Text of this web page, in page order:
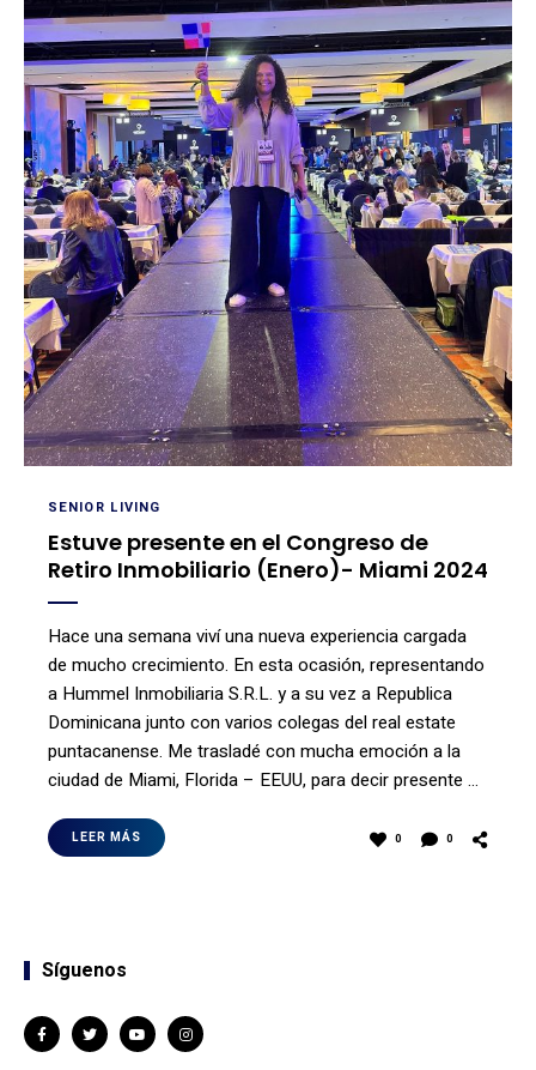
SENIOR LIVING
Estuve presente en el Congreso de
Retiro Inmobiliario (Enero)- Miami 2024
Hace una semana viví una nueva experiencia cargada
de mucho crecimiento. En esta ocasión, representando
a Hummel Inmobiliaria S.R.L. y a su vez a Republica
Dominicana junto con varios colegas del real estate
puntacanense. Me trasladé con mucha emoción a la
ciudad de Miami, Florida – EEUU, para decir presente …
LEER MÁS 0 0
Síguenos